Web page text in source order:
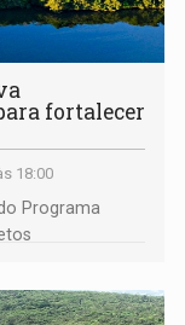
fortalecer
18:00
Programa
até 1º de